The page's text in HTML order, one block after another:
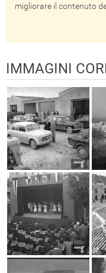
migliorare il contenuto
IMMAGINI